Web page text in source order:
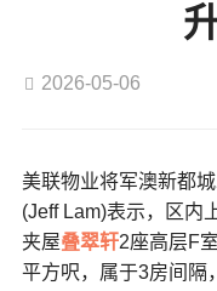
2026-05-06
美联物业将军澳新都
(Jeff Lam)表示，区内
夹屋叠翠轩2座高层F
平方呎，属于3房间隔